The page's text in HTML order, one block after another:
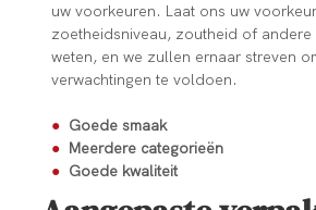
uw voorkeuren. Laat ons uw
zoetheidsniveau, zoutheid of andere
weten, en we zullen ernaar streven
verwachtingen te voldoen.
● Goede smaak
● Meerdere categorieën
● Goede kwaliteit